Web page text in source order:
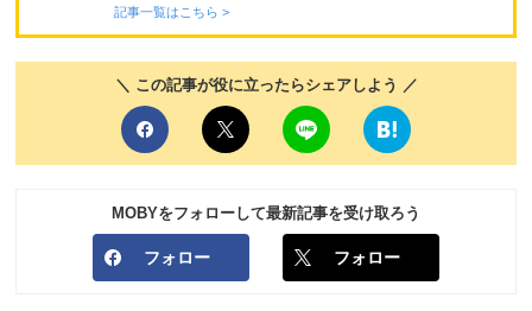
記事一覧はこちら >
＼ この記事が役に立ったらシェアしよう ／
MOBYをフォローして最新記事を受け取ろう
フォロー フォロー